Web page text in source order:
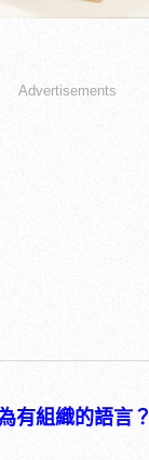
Advertisements
有組織的語言？